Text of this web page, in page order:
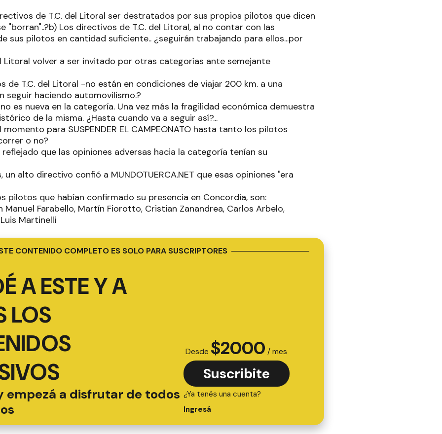
de T.C. del Litoral ser destratados por sus propios pilotos que dicen
"borran"..?b) Los directivos de T.C. del Litoral, al no contar con las
sus pilotos en cantidad suficiente.. ¿seguirán trabajando para ellos...por
Litoral volver a ser invitado por otras categorías ante semejante
de T.C. del Litoral -no están en condiciones de viajar 200 km. a una
seguir haciendo automovilismo.?
es nueva en la categoría. Una vez más la fragilidad económica demuestra
de la misma. ¿Hasta cuando va a seguir así?...
para SUSPENDER EL CAMPEONATO hasta tanto los pilotos
o no?
que las opiniones adversas hacia la categoría tenían su
un alto directivo confió a MUNDOTUERCA.NET que esas opiniones "era
pilotos que habían confirmado su presencia en Concordia, son:
Manuel Farabello, Martín Fiorotto, Cristian Zanandrea, Carlos Arbelo,
Martinelli
CONTENIDO COMPLETO ES SOLO PARA SUSCRIPTORES
A ESTE Y A
LOS
empezá a disfrutar de todos
Desde $2000 / mes
Suscribite
¿Ya tenés una cuenta?
Ingresá